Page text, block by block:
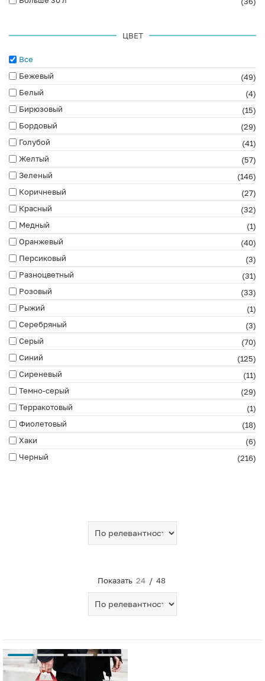
ЦВЕТ
Все
Бежевый
(49)
Белый
(4)
Бирюзовый
(15)
Бордовый
(29)
Голубой
(41)
Желтый
(57)
Зеленый
(146)
Коричневый
(27)
Красный
(32)
Медный
(1)
Оранжевый
(40)
Персиковый
(3)
Разноцветный
(31)
Розовый
(33)
Рыжий
(1)
Серебряный
(3)
Серый
(70)
Синий
(125)
Сиреневый
(11)
Темно-серый
(29)
Терракотовый
(1)
Фиолетовый
(18)
Хаки
(6)
Черный
(216)
Показать 24 / 48